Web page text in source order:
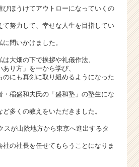
びほうけてアウトローになっていくの
て努力して、幸せな人生を目指してい
問いかけました。
大畑の下で挨拶や礼儀作法、
あり方」を一から学び、
のにも真剣に取り組めるようになった
・稲盛和夫氏の「盛和塾」の塾生にな
多くの教えをいただきました。
スが山陰地方から東京へ進出するタ
社の社長を任せてもらうことになりま